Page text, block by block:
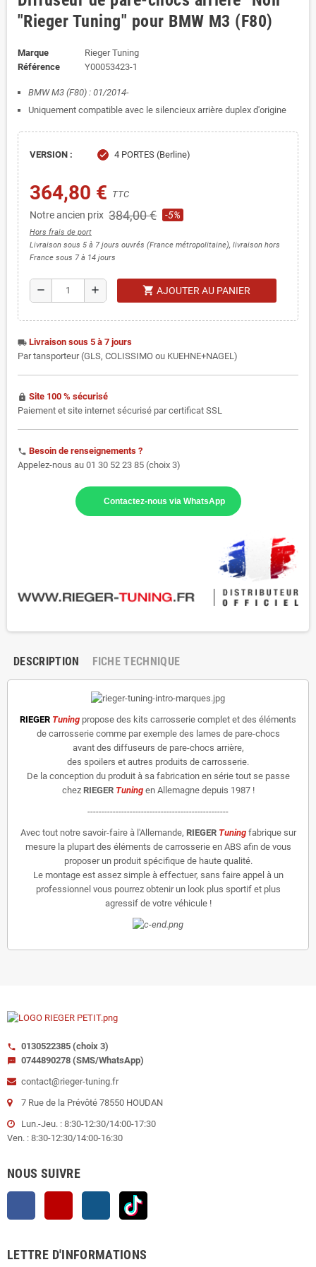
"Rieger Tuning" pour BMW M3 (F80)
Marque
Rieger Tuning
Référence
Y00053423-1
BMW M3 (F80) : 01/2014-
Uniquement compatible avec le silencieux arrière duplex d'origine
VERSION : check 4 PORTES (Berline)
364,80 € TTC
Notre ancien prix 384,00 € -5%
Hors frais de port
Livraison sous 5 à 7 jours ouvrés (France métropolitaine), livraison hors
France sous 7 à 14 jours
remove add shopping_cart AJOUTER AU PANIER
local_shipping Livraison sous 5 à 7 jours
Par tansporteur (GLS, COLISSIMO ou KUEHNE+NAGEL)
https Site 100 % sécurisé
Paiement et site internet sécurisé par certificat SSL
phone Besoin de renseignements ?
Appelez-nous au 01 30 52 23 85 (choix 3)
Contactez-nous via WhatsApp
DESCRIPTION FICHE TECHNIQUE
RIEGER Tuning propose des kits carrosserie complet et des éléments
de carrosserie comme par exemple des lames de pare-chocs
avant des diffuseurs de pare-chocs arrière,
des spoilers et autres produits de carrosserie.
De la conception du produit à sa fabrication en série tout se passe
chez RIEGER Tuningen Allemagne depuis 1987 !
--------------------------------------------------
Avec tout notre savoir-faire à l'Allemande, RIEGER Tuning fabrique sur
mesure la plupart des éléments de carrosserie en ABS afin de vous
proposer un produit spécifique de haute qualité.
Le montage est assez simple à effectuer, sans faire appel à un
professionnel vous pourrez obtenir un look plus sportif et plus
agressif de votre véhicule !
call 0130522385 (choix 3)
sms
0744890278 (SMS/WhatsApp)
contact@rieger-tuning.fr
7 Rue de la Prévôté 78550 HOUDAN
Lun.-Jeu. : 8:30-12:30/14:00-17:30
Ven. : 8:30-12:30/14:00-16:30
NOUS SUIVRE
Facebook YouTube Instagram
LETTRE D'INFORMATIONS